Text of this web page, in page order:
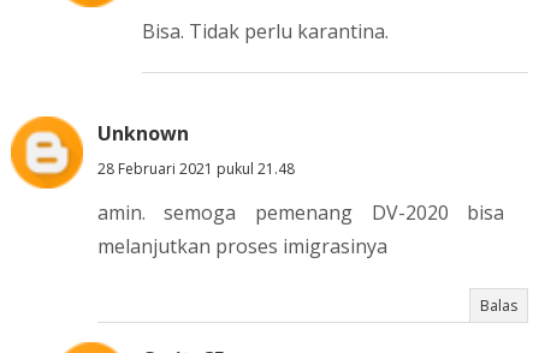
Bisa. Tidak perlu karantina.
Unknown
28 Februari 2021 pukul 21.48
amin. semoga pemenang DV-2020 bisa
melanjutkan proses imigrasinya
Balas